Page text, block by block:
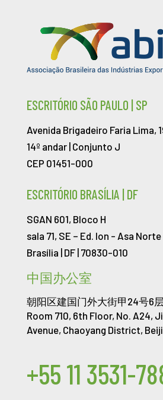
ESCRITÓRIO SÃO PAULO | SP
Avenida Brigadeiro Faria Lima,
14º andar | Conjunto J
CEP 01451-000
ESCRITÓRIO BRASÍLIA | DF
SGAN 601, Bloco H
sala 71, SE – Ed. Ion - Asa Norte
Brasília | DF | 70830-010
中国办公室
朝阳区建国门外大街甲24号6
Room 710, 6th Floor, No. A24,
Avenue, Chaoyang District,
+55 11 3531-